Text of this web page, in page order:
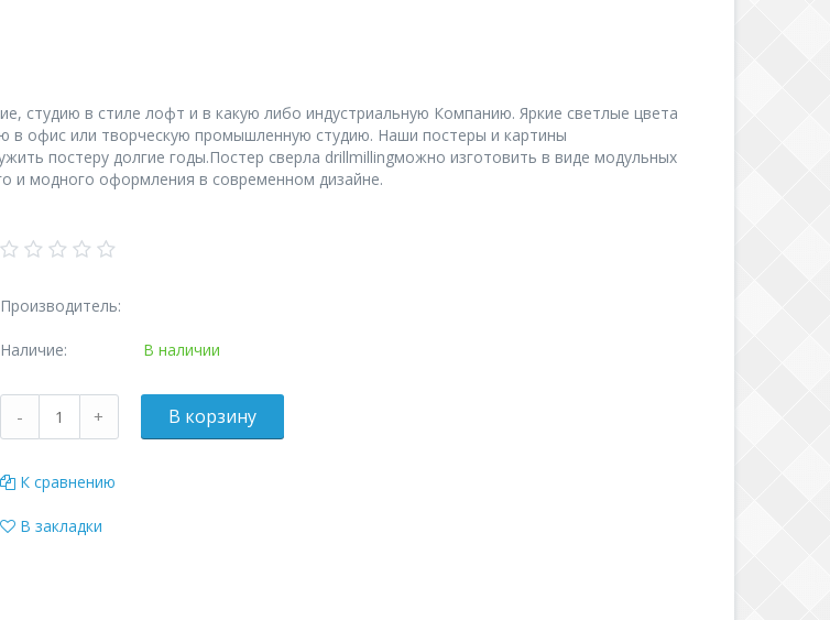
студию в стиле лофт и в какую либо индустриальную Компанию. Яркие светлые цвета
в офис или творческую промышленную студию. Наши постеры и картины
постеру долгие годы.Постер сверла drillmillingможно изготовить в виде модульных
и модного оформления в современном дизайне.
Производитель:
Наличие: В наличии
К сравнению
В закладки